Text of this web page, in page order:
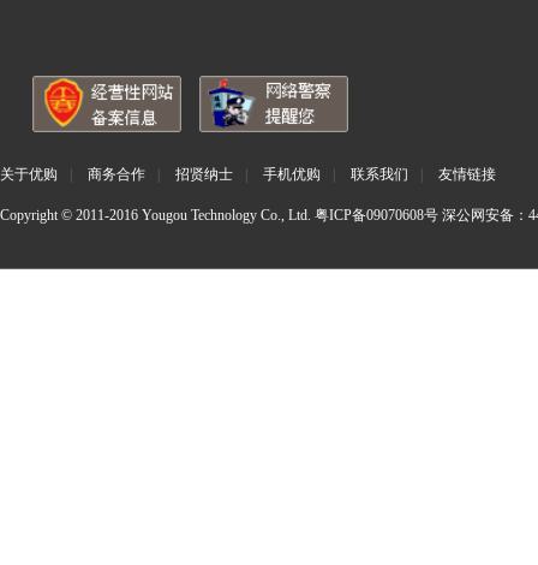
关于优购 商务合作 招贤纳士 手机优购 联系我们 友情链接
Copyright © 2011-2016 Yougou Technology Co., Ltd. 粤ICP备09070608号 深公网安备：